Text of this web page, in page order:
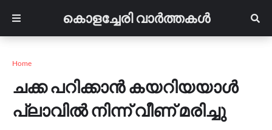
കൊളച്ചേരി വാർത്തകൾ
Home
ചക്ക പറിക്കാൻ കയറിയയാൾ
പ്ലാവിൽ നിന്ന് വീണ് മരിച്ചു